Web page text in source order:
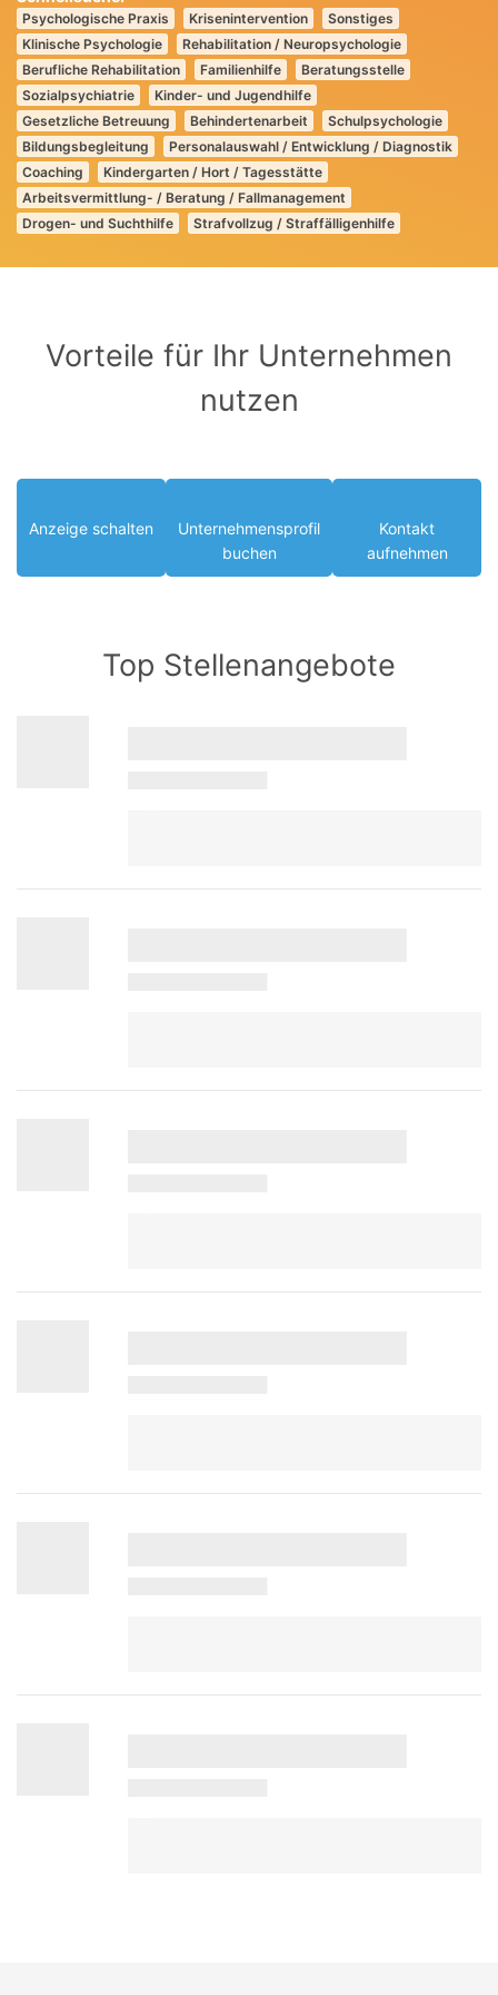
Psychologische Praxis Krisenintervention
Sonstiges
Klinische Psychologie
Rehabilitation / Neuropsychologie
Berufliche Rehabilitation
Familienhilfe
Beratungsstelle
Sozialpsychiatrie
Kinder- und Jugendhilfe
Gesetzliche Betreuung
Behindertenarbeit
Schulpsychologie
Bildungsbegleitung
Personalauswahl / Entwicklung / Diagnostik
Coaching
Kindergarten / Hort / Tagesstätte
Arbeitsvermittlung- / Beratung / Fallmanagement
Drogen- und Suchthilfe
Strafvollzug / Straffälligenhilfe
Vorteile für Ihr Unternehmen
nutzen
Anzeige schalten
Unternehmensprofil
buchen
Kontakt
aufnehmen
Top Stellenangebote